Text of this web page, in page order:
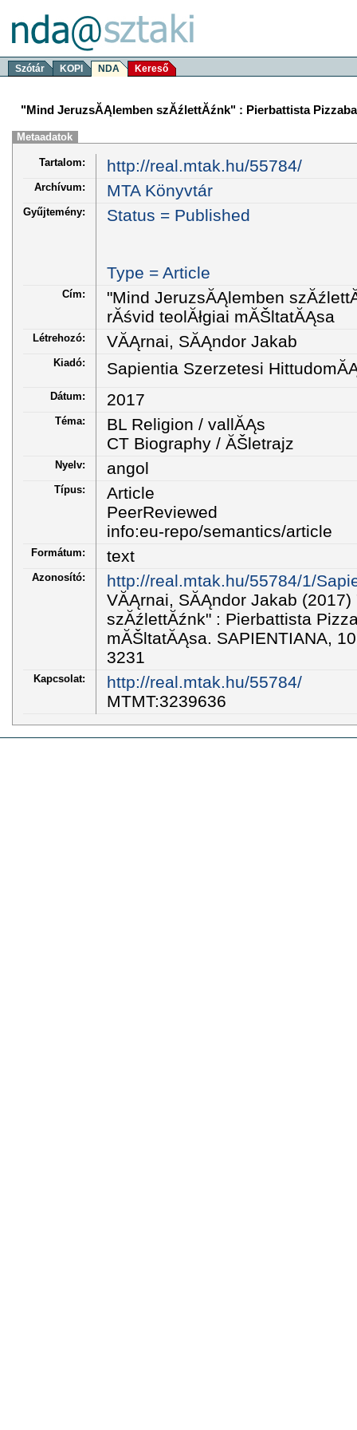
Szótár KOPI NDA Kereső
"Mind JeruzsĂĄlemben szĂźlettĂźnk" : Pierbattista
Metaadatok
Tartalom: http://real.mtak.hu/55784/
Archívum: MTA Könyvtár
Gyűjtemény: Status = Published
Type = Article
Cím:
"Mind JeruzsĂĄlemben
rĂśvid teolĂłgiai mĂŠltatĂĄsa
Létrehozó: VĂĄrnai, SĂĄndor Jakab
Kiadó: Sapientia Szerzetesi
Dátum: 2017
Téma:
BL Religion / vallĂĄs
CT Biography / ĂŠletrajz
Nyelv: angol
Típus:
Article
PeerReviewed
info:eu-repo/semantics/article
Formátum: text
Azonosító:
http://real.mtak.hu/55784/1/
VĂĄrnai, SĂĄndor Jakab
szĂźlettĂźnk" : Pierbattista
mĂŠltatĂĄsa. SAPIENTIANA,
3231
Kapcsolat:
http://real.mtak.hu/55784/
MTMT:3239636